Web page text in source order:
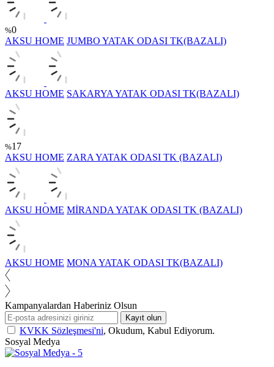
%0
AKSU HOME JUMBO YATAK ODASI TK(BAZALI)
AKSU HOME SAKARYA YATAK ODASI TK(BAZALI)
%17
AKSU HOME ZARA YATAK ODASI TK (BAZALI)
AKSU HOME MİRANDA YATAK ODASI TK (BAZALI)
AKSU HOME MONA YATAK ODASI TK(BAZALI)
Kampanyalardan Haberiniz Olsun
Kayıt olun
KVKK Sözleşmesi'ni, Okudum, Kabul Ediyorum.
Sosyal Medya